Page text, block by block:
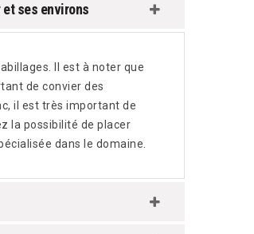
ses environs
Il est à noter que
de convier des
il est très important de
la possibilité de placer
dans le domaine.